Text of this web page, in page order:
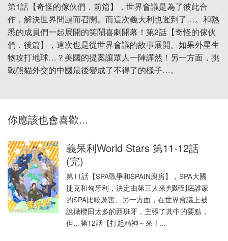
第1話【奇怪的傢伙們．前篇】，世界會議是為了彼此合
作，解決世界問題而召開。而這次義大利也遲到了…。和熟
悉的成員們一起展開的笑鬧喜劇開幕！第2話【奇怪的傢伙
們．後篇】，這次也是從世界會議的故事展開。如果外星生
物攻打地球…？美國的提案讓眾人一陣譁然！另一方面，挑
戰熊貓外交的中國最後變成了不得了的樣子…。
你應該也會喜歡...
義呆利World Stars 第11-12話
(完)
第11話【SPA戰爭和SPAIN廚房】，SPA大國
捷克和匈牙利，決定由第三人來判斷到底誰家
的SPA比較厲害。另一方面，在世界會議上被
說橄欖田太多的西班牙，主張了其中的要點，
但…第12話【打起精神～來！...